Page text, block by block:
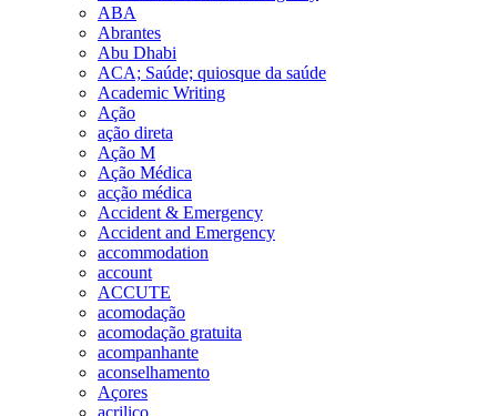
ABA
Abrantes
Abu Dhabi
ACA; Saúde; quiosque da saúde
Academic Writing
Ação
ação direta
Ação M
Ação Médica
acção médica
Accident & Emergency
Accident and Emergency
accommodation
account
ACCUTE
acomodação
acomodação gratuita
acompanhante
aconselhamento
Açores
acrilico